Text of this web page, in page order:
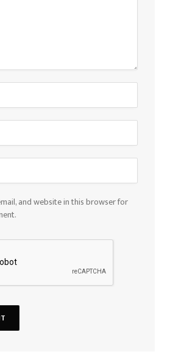
and website in this browser for